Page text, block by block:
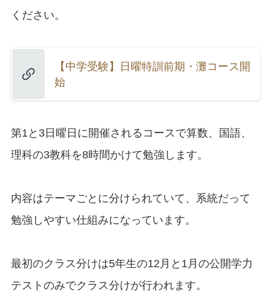
ください。
【中学受験】日曜特訓前期・灘コース開
始
第1と3日曜日に開催されるコースで算数、国語、
理科の3教科を8時間かけて勉強します。
内容はテーマごとに分けられていて、系統だって
勉強しやすい仕組みになっています。
最初のクラス分けは5年生の12月と1月の公開学力
テストのみでクラス分けが行われます。